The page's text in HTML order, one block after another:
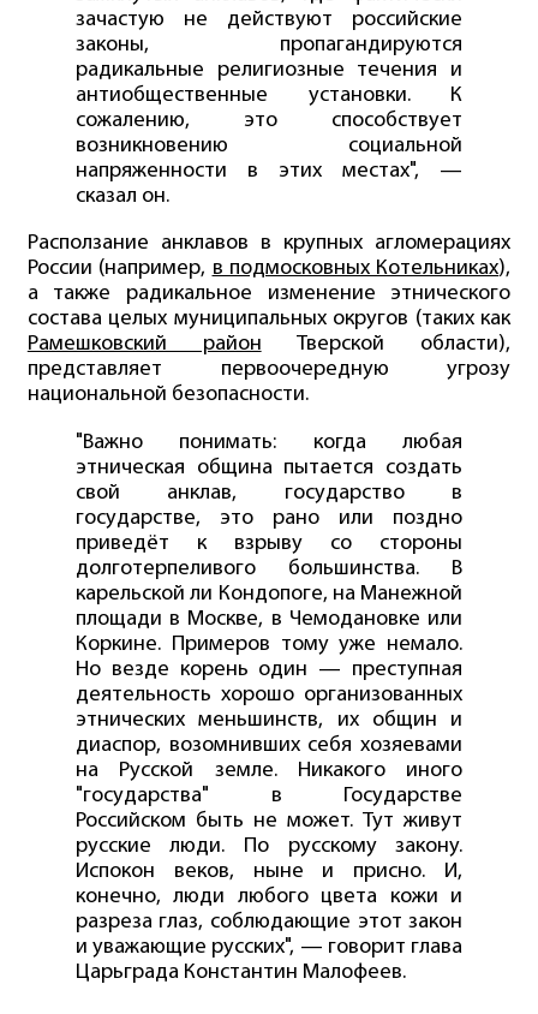
зачастую не действуют российские
законы, пропагандируются
радикальные религиозные течения и
антиобщественные установки. К
сожалению, это способствует
возникновению социальной
напряженности в этих местах", —
сказал он.
Расползание анклавов в крупных агломерациях
России (например, в подмосковных Котельниках),
а также радикальное изменение этнического
состава целых муниципальных округов (таких как
Рамешковский район Тверской области),
представляет первоочередную угрозу
национальной безопасности.
"Важно понимать: когда любая
этническая община пытается создать
свой анклав, государство в
государстве, это рано или поздно
приведёт к взрыву со стороны
долготерпеливого большинства. В
карельской ли Кондопоге, на Манежной
площади в Москве, в Чемодановке или
Коркине. Примеров тому уже немало.
Но везде корень один — преступная
деятельность хорошо организованных
этнических меньшинств, их общин и
диаспор, возомнивших себя хозяевами
на Русской земле. Никакого иного
"государства" в Государстве
Российском быть не может. Тут живут
русские люди. По русскому закону.
Испокон веков, ныне и присно. И,
конечно, люди любого цвета кожи и
разреза глаз, соблюдающие этот закон
и уважающие русских", — говорит глава
Царьграда Константин Малофеев.